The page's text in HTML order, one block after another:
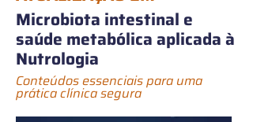
Microbiota intestinal e
saúde metabólica aplicada à
Nutrologia
Conteúdos essenciais para uma
prática clínica segura